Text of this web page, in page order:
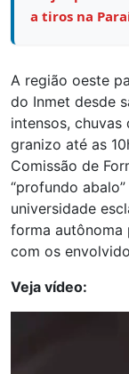
a tiros na
A região oeste
do Inmet desde
intensos,
granizo até as
Comissão de
“profundo
universidade
forma autônoma
com os
Veja vídeo: